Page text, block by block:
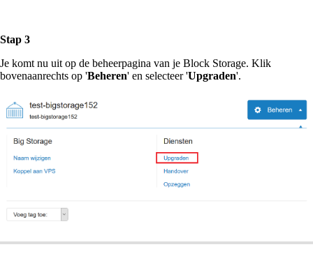
Stap 3
Je komt nu uit op de beheerpagina van je Block Storage. Klik
bovenaanrechts op 'Beheren' en selecteer 'Upgraden'.